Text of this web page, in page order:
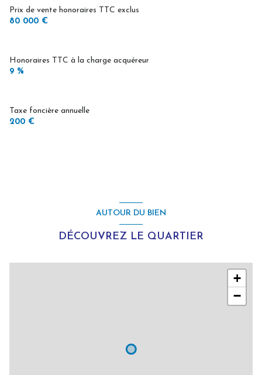
Prix de vente honoraires TTC exclus
80 000 €
Honoraires TTC à la charge acquéreur
9 %
Taxe foncière annuelle
200 €
AUTOUR DU BIEN
DÉCOUVREZ LE QUARTIER
+
−